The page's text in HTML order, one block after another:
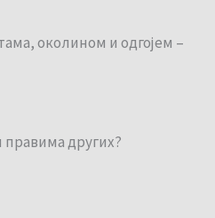
околином и одгојем –
других?